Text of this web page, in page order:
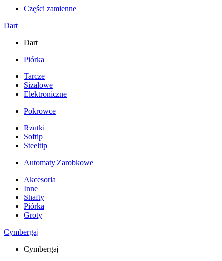
Części zamienne
Dart
Dart
Piórka
Tarcze
Sizalowe
Elektroniczne
Pokrowce
Rzutki
Softip
Steeltip
Automaty Zarobkowe
Akcesoria
Inne
Shafty
Piórka
Groty
Cymbergaj
Cymbergaj